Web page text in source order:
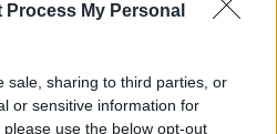
Process My Personal
sale, sharing to third parties, or
or sensitive information for
use the below opt-out
σκηνη 153 φορες
με τη συγκεκριμενη
καριερα της. (εγω ημουν και
δν θα ειχα κανενα θεμα με